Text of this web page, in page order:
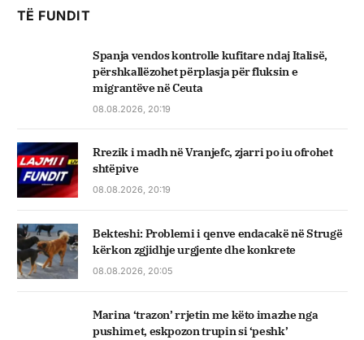
TË FUNDIT
Spanja vendos kontrolle kufitare ndaj Italisë,
përshkallëzohet përplasja për fluksin e
migrantëve në Ceuta
08.08.2026, 20:19
Rrezik i madh në Vranjefc, zjarri po iu ofrohet
shtëpive
08.08.2026, 20:19
Bekteshi: Problemi i qenve endacakë në Strugë
kërkon zgjidhje urgjente dhe konkrete
08.08.2026, 20:05
Marina ‘trazon’ rrjetin me këto imazhe nga
pushimet, eskpozon trupin si ‘peshk’